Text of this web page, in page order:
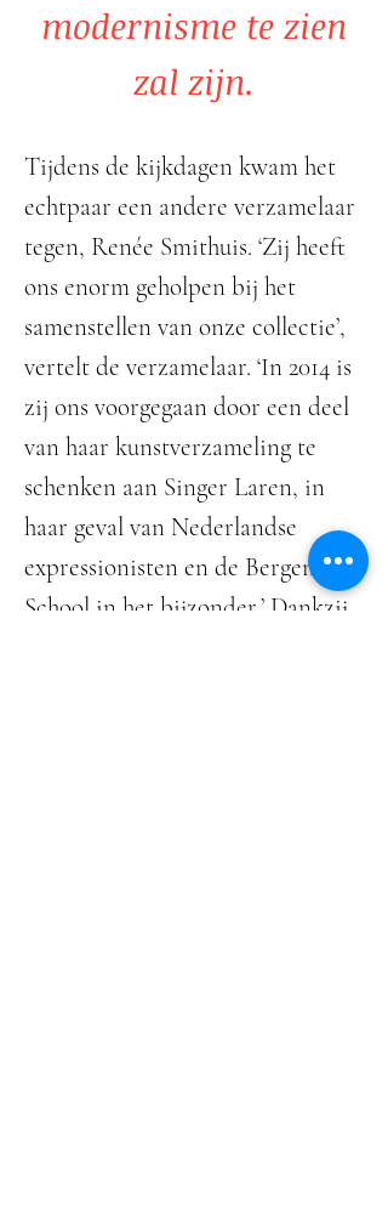
modernisme te zien
zal zijn.
Tijdens de kijkdagen kwam het
echtpaar een andere verzamelaar
tegen, Renée Smithuis. ‘Zij heeft
ons enorm geholpen bij het
samenstellen van onze collectie’,
vertelt de verzamelaar. ‘In 2014 is
zij ons voorgegaan door een deel
van haar kunstverzameling te
schenken aan Singer Laren, in
haar geval van Nederlandse
expressionisten en de Bergense
School in het bijzonder.’ Dankzij